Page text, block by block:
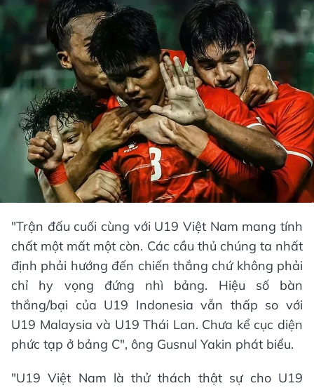
"Trận đấu cuối cùng với U19 Việt Nam mang tính
chất một mất một còn. Các cầu thủ chúng ta nhất
định phải hướng đến chiến thắng chứ không phải
chỉ hy vọng đứng nhì bảng. Hiệu số bàn
thắng/bại của U19 Indonesia vẫn thấp so với
U19 Malaysia và U19 Thái Lan. Chưa kể cục diện
phức tạp ở bảng C", ông Gusnul Yakin phát biểu.
"U19 Việt Nam là thử thách thật sự cho U19